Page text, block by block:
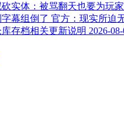
实体：被骂翻天也要为玩家
幕组倒了 官方：现实所迫
库存档相关更新说明 2026-